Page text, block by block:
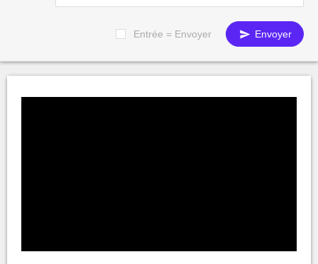
Entrée = Envoyer Envoyer